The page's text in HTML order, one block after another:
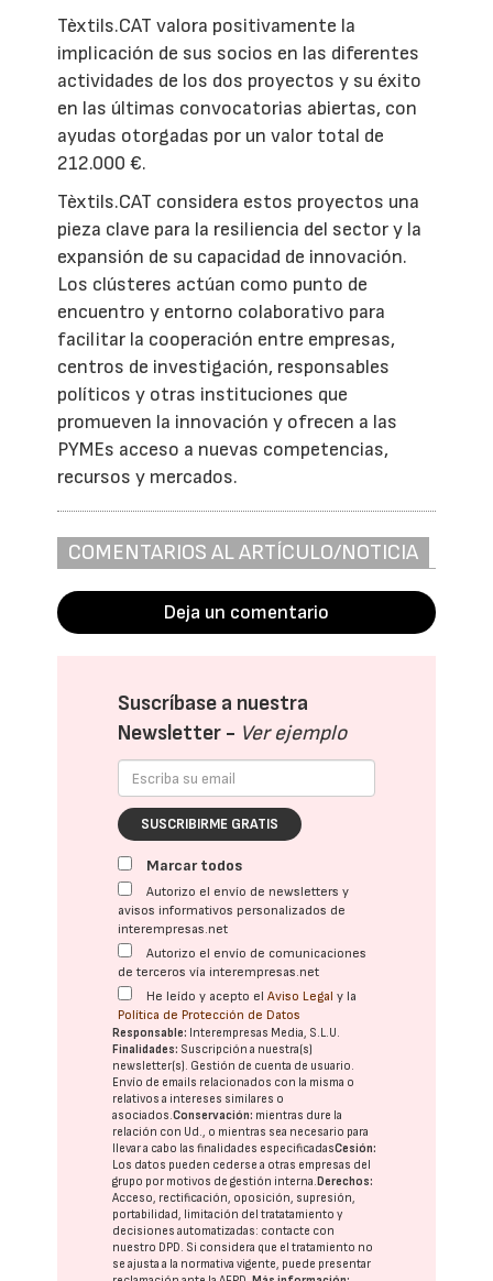
Tèxtils.CAT valora positivamente la
implicación de sus socios en las diferentes
actividades de los dos proyectos y su éxito
en las últimas convocatorias abiertas, con
ayudas otorgadas por un valor total de
212.000 €.
Tèxtils.CAT considera estos proyectos una
pieza clave para la resiliencia del sector y la
expansión de su capacidad de innovación.
Los clústeres actúan como punto de
encuentro y entorno colaborativo para
facilitar la cooperación entre empresas,
centros de investigación, responsables
políticos y otras instituciones que
promueven la innovación y ofrecen a las
PYMEs acceso a nuevas competencias,
recursos y mercados.
COMENTARIOS AL ARTÍCULO/NOTICIA
Deja un comentario
Suscríbase a nuestra
Newsletter - Ver ejemplo
SUSCRIBIRME GRATIS
Marcar todos
Autorizo el envío de newsletters y
avisos informativos personalizados de
interempresas.net
Autorizo el envío de comunicaciones
de terceros vía interempresas.net
He leído y acepto elAviso Legal y la
Política de Protección de Datos
Responsable: Interempresas Media, S.L.U.
Finalidades: Suscripción a nuestra(s)
newsletter(s). Gestión de cuenta de usuario.
Envío de emails relacionados con la misma o
relativos a intereses similares o
asociados.Conservación: mientras dure la
relación con Ud., o mientras sea necesario para
llevar a cabo las finalidades especificadasCesión:
Los datos pueden cederse a otras empresas del
grupo por motivos de gestión interna. Derechos:
Acceso, rectificación, oposición, supresión,
portabilidad, limitación del tratatamiento y
decisiones automatizadas: contacte con
nuestro DPD. Si considera que el tratamiento no
se ajusta a la normativa vigente, puede presentar